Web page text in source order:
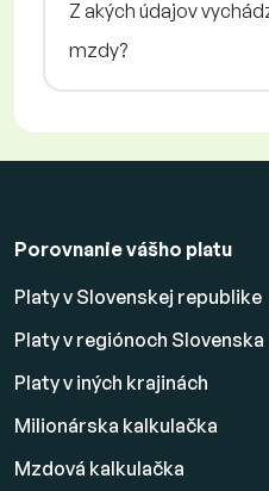
Z akých údajov
mzdy?
Porovnanie vášho platu
Platy v Slovenskej republike
Platy v regiónoch Slovenska
Platy v iných krajinách
Milionárska kalkulačka
Mzdová kalkulačka